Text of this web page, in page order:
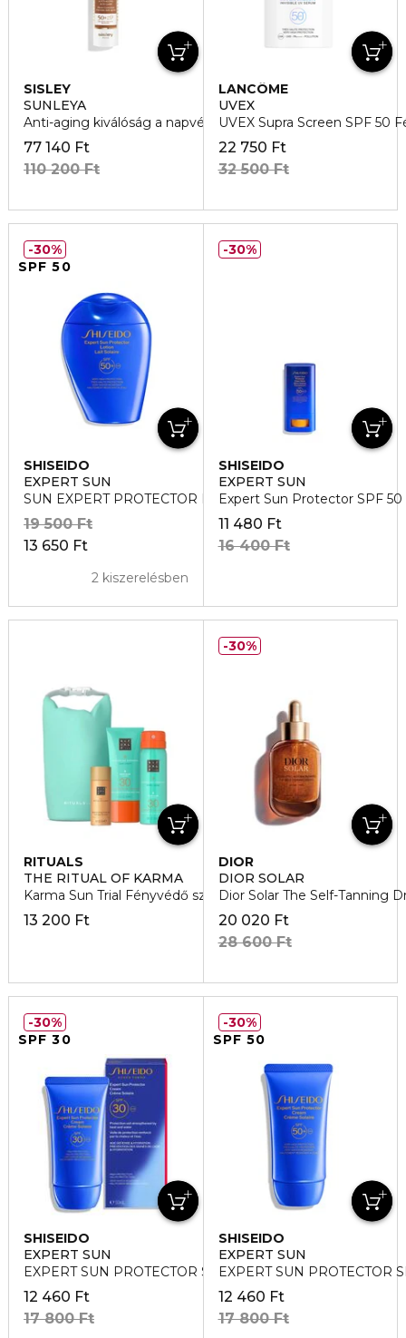
SISLEY
SUNLEYA
Anti-aging kiválóság a napvédelem terén Sunleya SPF 50+
77 140 Ft
110 200 Ft
LANCÔME
UVEX
UVEX Supra Screen SPF 50
22 750 Ft
32 500 Ft
SPF 50
SHISEIDO
EXPERT SUN
SUN EXPERT PROTECTOR Lotion SPF50+ Napvédő
13 650 Ft
19 500 Ft
2 kiszerelésben
30%
SHISEIDO
EXPERT SUN
Expert Sun Protector SPF 50
11 480 Ft
16 400 Ft
30%
RITUALS
THE RITUAL OF KARMA
Karma Sun Trial Fényvédő szett
13 200 Ft
DIOR
DIOR SOLAR
Dior Solar The Self-Tanning
20 020 Ft
28 600 Ft
30%
SPF 30
SHISEIDO
EXPERT SUN
EXPERT SUN PROTECTOR SPF30 Napvédő krém
12 460 Ft
17 800 Ft
30%
SPF 50
SHISEIDO
EXPERT SUN
EXPERT SUN PROTECTOR
12 460 Ft
17 800 Ft
30%